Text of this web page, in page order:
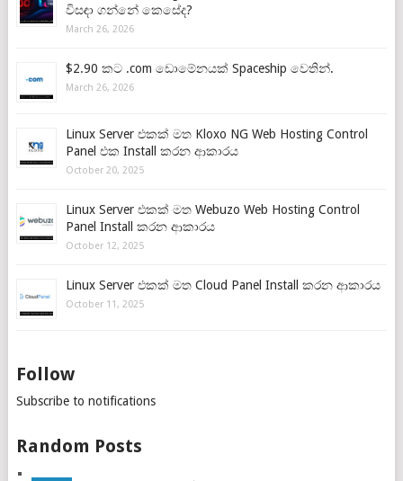
විසඳා ගන්නේ කෙසේද?
March 26, 2026
$2.90 කට .com ඩොමේනයක් Spaceship වෙතින්.
March 26, 2026
Linux Server එකක් මත Kloxo NG Web Hosting Control
Panel එක Install කරන ආකාරය
October 20, 2025
Linux Server එකක් මත Webuzo Web Hosting Control
Panel Install කරන ආකාරය
October 12, 2025
Linux Server එකක් මත Cloud Panel Install කරන ආකාරය
October 11, 2025
Follow
Subscribe to notifications
Random Posts